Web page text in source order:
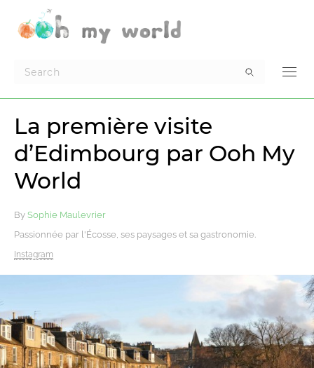
La première visite
d’Edimbourg par Ooh My
World
By Sophie Maulevrier
Passionnée par l'Écosse, ses paysages et sa gastronomie.
Instagram